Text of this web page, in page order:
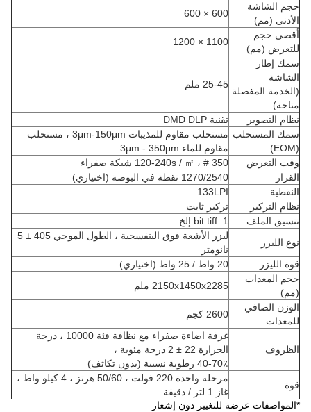
حجم الشاشة
الأدنى (مم)
600 × 600
أقصى حجم
للتعرض (مم)
1100 × 1200
سمك إطار
الشاشة
(الخدمة المفصلة
متاحة)
25-45 ملم
نظام التصوير
تقنية DMD DLP
سمك المستحلب
(EOM)
مستحلب مقاوم للمذيبات 3μm-150μm ، مستحلب
مقاوم للماء 3μm - 350μm
وقت التعرض
120-240s / ㎡ ، # 350 شبكة صفراء
القرار
1270/2540 نقطة في البوصة (اختياري)
النقطية
133LPI
نظام التركيز
تركيز ثابت
تنسيق الملف
1_bit tiff إلخ.
نوع الليزر
ليزر الأشعة فوق البنفسجية ، الطول الموجي 405 ± 5
نانومتر
قوة الليزر
20 واط / 25 واط (اختياري)
حجم المعدات
(مم)
2150x1450x2285 ملم
الوزن الصافي
للمعدات
2600 كجم
الظروف
غرفة اضاءة صفراء مع نظافة فئة 10000 ، درجة
الحرارة 22 ± 2 درجة مئوية ،
40-70٪ رطوبة نسبية (بدون تكاثف)
قوة
مرحلة واحدة 220 فولت ، 50/60 هرتز ، 4 كيلو واط ،
غاز 1 لتر / دقيقة
*المواصفات عرضة للتغيير دون إشعار